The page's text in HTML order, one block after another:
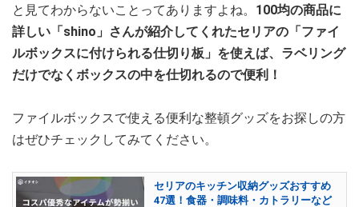
と見てわからないことってありますよね。 100均の商品に
詳しい「shino」さんが紹介してくれたセリアの「ファイ
ルボックスに付けられる仕切り板」を使えば、ラベリング
だけでなくボックスの中を仕切れるので便利！
ファイルボックスで使える便利な整頓グッズをお探しの方
はぜひチェックしてみてください。
セリアのキッチン収納グッズおすすめ
47選！食器・調味料・カトラリーなど